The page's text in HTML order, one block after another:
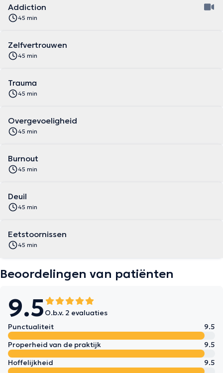
Addiction
45 min
Zelfvertrouwen
45 min
Trauma
45 min
Overgevoeligheid
45 min
Burnout
45 min
Deuil
45 min
Eetstoornissen
45 min
Beoordelingen van patiënten
9.5 O.b.v. 2 evaluaties
Punctualiteit
9.5
Properheid van de praktijk
9.5
Hoffelijkheid
9.5